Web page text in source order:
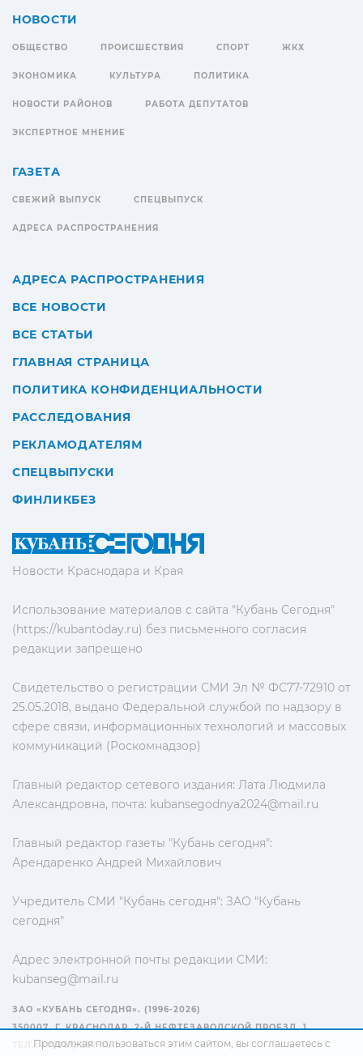
Новости Краснодара и Края
Использование материалов с сайта "Кубань Сегодня"
(https://kubantoday.ru) без письменного согласия
редакции запрещено
Свидетельство о регистрации СМИ Эл № ФС77-72910 от
25.05.2018, выдано Федеральной службой по надзору в
сфере связи, информационных технологий и массовых
коммуникаций (Роскомнадзор)
Главный редактор сетевого издания: Лата Людмила
Александровна, почта: kubansegodnya2024@mail.ru
Главный редактор газеты "Кубань сегодня":
Арендаренко Андрей Михайлович
Учредитель СМИ "Кубань сегодня": ЗАО "Кубань
сегодня"
Адрес электронной почты редакции СМИ:
kubanseg@mail.ru
НОВОСТИ
ОБЩЕСТВО ПРОИСШЕСТВИЯ СПОРТ ЖКХ
ЭКОНОМИКА КУЛЬТУРА ПОЛИТИКА
НОВОСТИ РАЙОНОВ РАБОТА ДЕПУТАТОВ
ЭКСПЕРТНОЕ МНЕНИЕ
ГАЗЕТА
СВЕЖИЙ ВЫПУСК СПЕЦВЫПУСК
АДРЕСА РАСПРОСТРАНЕНИЯ
АДРЕСА РАСПРОСТРАНЕНИЯ
ВСЕ НОВОСТИ
ВСЕ СТАТЬИ
ГЛАВНАЯ СТРАНИЦА
ПОЛИТИКА КОНФИДЕНЦИАЛЬНОСТИ
РАССЛЕДОВАНИЯ
РЕКЛАМОДАТЕЛЯМ
СПЕЦВЫПУСКИ
ФИНЛИКБЕЗ
ЗАО «КУБАНЬ СЕГОДНЯ». (1996-2026)
350007, Г. КРАСНОДАР, 2-Й НЕФТЕЗАВОДСКОЙ ПРОЕЗД, 1
ТЕЛ.: +7(861) 267-15-15
Продолжая пользоваться этим сайтом, вы соглашаетесь с